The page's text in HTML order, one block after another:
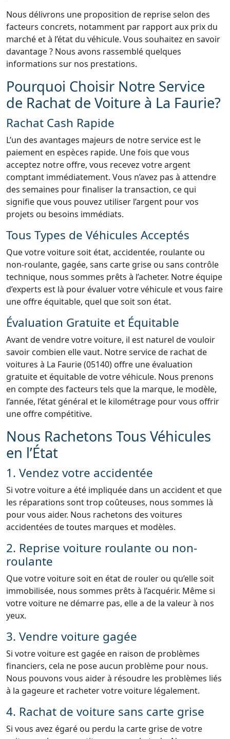
Nous délivrons une proposition de reprise selon des
facteurs concrets, notamment par rapport aux prix du
marché et à l’état du véhicule. Vous souhaitez en savoir
davantage ? Nous avons rassemblé quelques
informations sur nos prestations.
Pourquoi Choisir Notre Service
de Rachat de Voiture à La Faurie?
Rachat Cash Rapide
L’un des avantages majeurs de notre service est le
paiement en espèces rapide. Une fois que vous
acceptez notre offre, vous recevez votre argent
comptant immédiatement. Vous n’avez pas à attendre
des semaines pour finaliser la transaction, ce qui
signifie que vous pouvez utiliser l’argent pour vos
projets ou besoins immédiats.
Tous Types de Véhicules Acceptés
Que votre voiture soit état, accidentée, roulante ou
non-roulante, gagée, sans carte grise ou sans contrôle
technique, nous sommes prêts à l’acheter. Notre équipe
d’experts est là pour évaluer votre véhicule et vous faire
une offre équitable, quel que soit son état.
Évaluation Gratuite et Équitable
Avant de vendre votre voiture, il est naturel de vouloir
savoir combien elle vaut. Notre service de rachat de
voitures à La Faurie (05140) offre une évaluation
gratuite et équitable de votre véhicule. Nous prenons
en compte des facteurs tels que la marque, le modèle,
l’année, l’état général et le kilométrage pour vous offrir
une offre compétitive.
Nous Rachetons Tous Véhicules
en l’État
1. Vendez votre accidentée
Si votre voiture a été impliquée dans un accident et que
les réparations sont trop coûteuses, nous sommes là
pour vous aider. Nous rachetons des voitures
accidentées de toutes marques et modèles.
2. Reprise voiture roulante ou non-
roulante
Que votre voiture soit en état de rouler ou qu’elle soit
immobilisée, nous sommes prêts à l’acquérir. Même si
votre voiture ne démarre pas, elle a de la valeur à nos
yeux.
3. Vendre voiture gagée
Si votre voiture est gagée en raison de problèmes
financiers, cela ne pose aucun problème pour nous.
Nous pouvons vous aider à résoudre les problèmes liés
à la gageure et racheter votre voiture légalement.
4. Rachat de voiture sans carte grise
Si vous avez égaré ou perdu la carte grise de votre